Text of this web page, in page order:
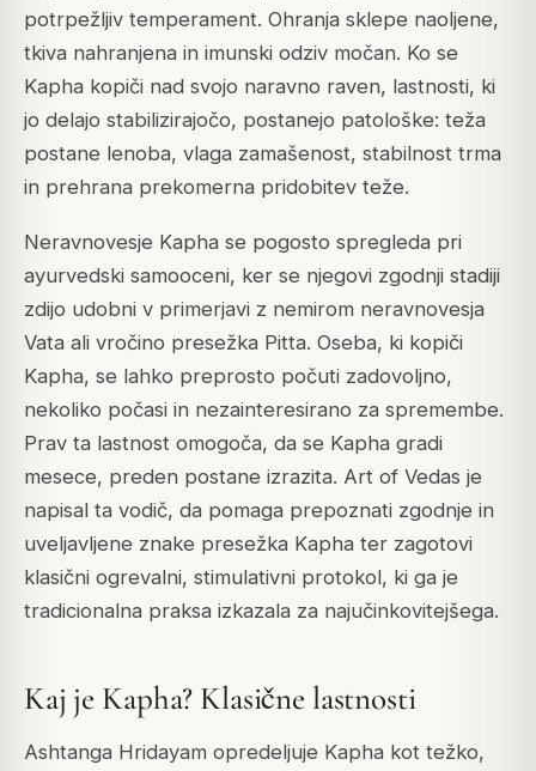
potrpežljiv temperament. Ohranja sklepe naoljene,
tkiva nahranjena in imunski odziv močan. Ko se
Kapha kopiči nad svojo naravno raven, lastnosti, ki
jo delajo stabilizirajočo, postanejo patološke: teža
postane lenoba, vlaga zamašenost, stabilnost trma
in prehrana prekomerna pridobitev teže.
Neravnovesje Kapha se pogosto spregleda pri
ayurvedski samooceni, ker se njegovi zgodnji stadiji
zdijo udobni v primerjavi z nemirom neravnovesja
Vata ali vročino presežka Pitta. Oseba, ki kopiči
Kapha, se lahko preprosto počuti zadovoljno,
nekoliko počasi in nezainteresirano za spremembe.
Prav ta lastnost omogoča, da se Kapha gradi
mesece, preden postane izrazita. Art of Vedas je
napisal ta vodič, da pomaga prepoznati zgodnje in
uveljavljene znake presežka Kapha ter zagotovi
klasični ogrevalni, stimulativni protokol, ki ga je
tradicionalna praksa izkazala za najučinkovitejšega.
Kaj je Kapha? Klasične lastnosti
Ashtanga Hridayam opredeljuje Kapha kot težko,